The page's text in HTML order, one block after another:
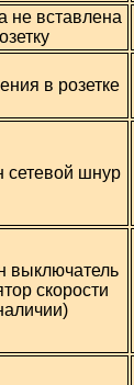
не вставлена
в розетке
сетевой шнур
выключатель
скорости